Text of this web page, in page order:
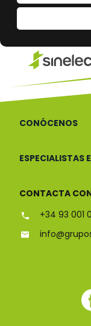
Atención al
CONÓCENOS
ESPECIALISTAS
CONTACTA
+34 93 001